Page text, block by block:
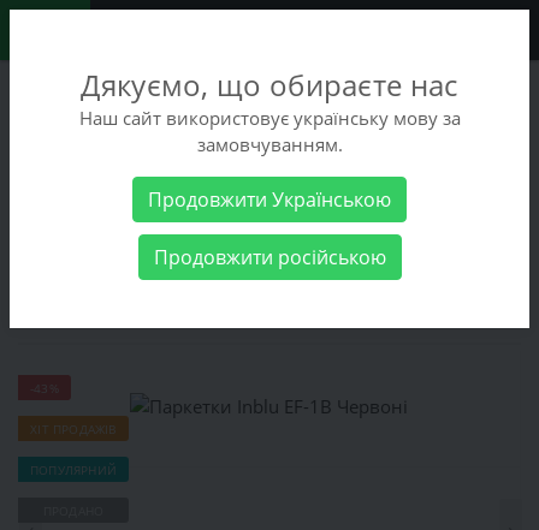
+38 (068) 486-90-09
+38 (093) 486-90-09
Жіночі товари Жіноче взуття Домашнє взуття
ХІТ ПРОДАЖІВ
ПОПУЛЯРНИЙ
Дякуємо, що обираєте нас
Наш сайт використовує українську мову за
замовчуванням.
Продовжити Українською
Продовжити російською